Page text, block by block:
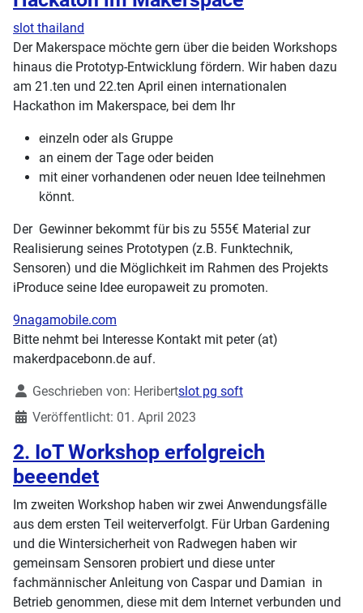
slot thailand
Der Makerspace möchte gern über die beiden Workshops
hinaus die Prototyp-Entwicklung fördern. Wir haben dazu
am 21.ten und 22.ten April einen internationalen
Hackathon im Makerspace, bei dem Ihr
einzeln oder als Gruppe
an einem der Tage oder beiden
mit einer vorhandenen oder neuen Idee teilnehmen
könnt.
Der Gewinner bekommt für bis zu 555€ Material zur
Realisierung seines Prototypen (z.B. Funktechnik,
Sensoren) und die Möglichkeit im Rahmen des Projekts
iProduce seine Idee europaweit zu promoten.
9nagamobile.com
Bitte nehmt bei Interesse Kontakt mit peter (at)
makerdpacebonn.de auf.
DetailsGeschrieben von: Heribertslot pg soft
Veröffentlicht: 01. April 2023
2. IoT Workshop erfolgreich
beeendet
Im zweiten Workshop haben wir zwei Anwendungsfälle
aus dem ersten Teil weiterverfolgt. Für Urban Gardening
und die Wintersicherheit von Radwegen haben wir
gemeinsam Sensoren probiert und diese unter
fachmännischer Anleitung von Caspar und Damian in
Betrieb genommen, diese mit dem Internet verbunden und